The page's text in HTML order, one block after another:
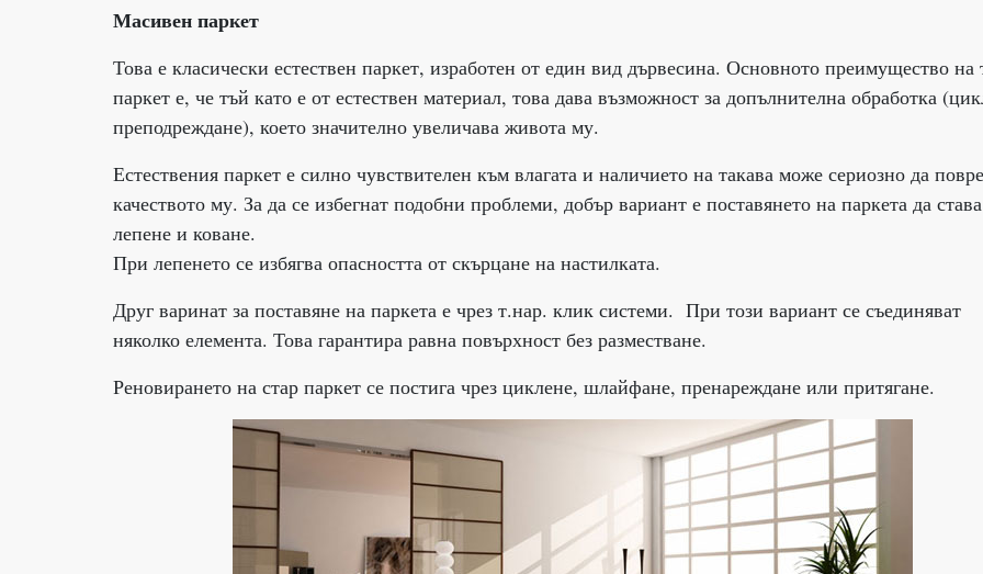
Масивен паркет
Това е класически естествен паркет, изработен от един вид дървесина. Основното преимущество на
паркет е, че тъй като е от естествен материал, това дава възможност за допълнителна обработка
преподреждане), което значително увеличава живота му.
Естествения паркет е силно чувствителен към влагата и наличието на такава може сериозно да
качеството му. За да се избегнат подобни проблеми, добър вариант е поставянето на паркета да
лепене и коване.
При лепенето се избягва опасността от скърцане на настилката.
Друг варинат за поставяне на паркета е чрез т.нар. клик системи. При този вариант се съединяват
няколко елемента. Това гарантира равна повърхност без разместване.
Реновирането на стар паркет се постига чрез циклене, шлайфане, пренареждане или притягане.